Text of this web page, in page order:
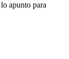
apunto para